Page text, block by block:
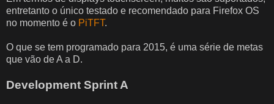
entretanto o único testado e recomendado para Firefox OS
no momento é o PiTFT.
O que se tem programado para 2015, é uma série de metas
que vão de A a D.
Development Sprint A